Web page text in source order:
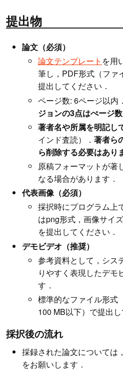
提出物
論文（必須）
論文テンプレート を用
筆し，PDF形式（ファ
提出してください．
ページ数: 6ページ以内．
ジョンの3点はぺージ
著者名や所属を明記し
インド査読）． 著者ら
ら削除する必要はあり
原稿フォーマットが著
なる場合があります．
代表画像（必須）
採択時にプログラム上
はpng形式，画像サイ
を提出してください．
デモビデオ（推奨）
参考資料として，シス
りやすく表現したデモ
す．
標準的なファイル形式
100 MB以下）で提出し
採択後の流れ
採録された論文については，
をお願いします．